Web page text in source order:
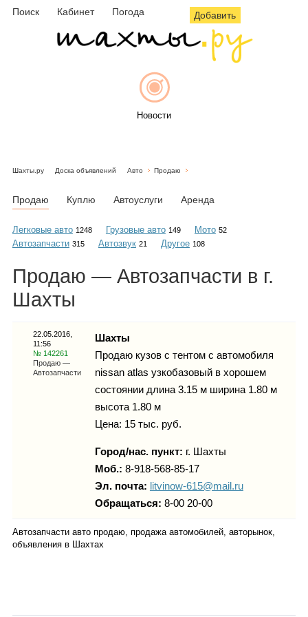
Поиск Кабинет Погода Добавить
Новости
Объявления
Инфо
Карты
Шахты.ру Доска объявлений Авто Продаю
Продаю Куплю Автоуслуги Аренда
Легковые авто 1248 Грузовые авто 149 Мото 52
Автозапчасти 315 Автозвук 21 Другое 108
Продаю — Автозапчасти в г.
Шахты
22.05.2016,
11:56
№ 142261
Продаю —
Автозапчасти
Шахты
Продаю кузов с тентом с автомобиля
nissan atlas узкобазовый в хорошем
состоянии длина 3.15 м ширина 1.80 м
высота 1.80 м
Цена: 15 тыс. руб.
Город/нас. пункт: г. Шахты
Моб.: 8-918-568-85-17
Эл. почта: litvinow-615@mail.ru
Обращаться: 8-00 20-00
Автозапчасти авто продаю, продажа автомобилей, авторынок,
объявления в Шахтах